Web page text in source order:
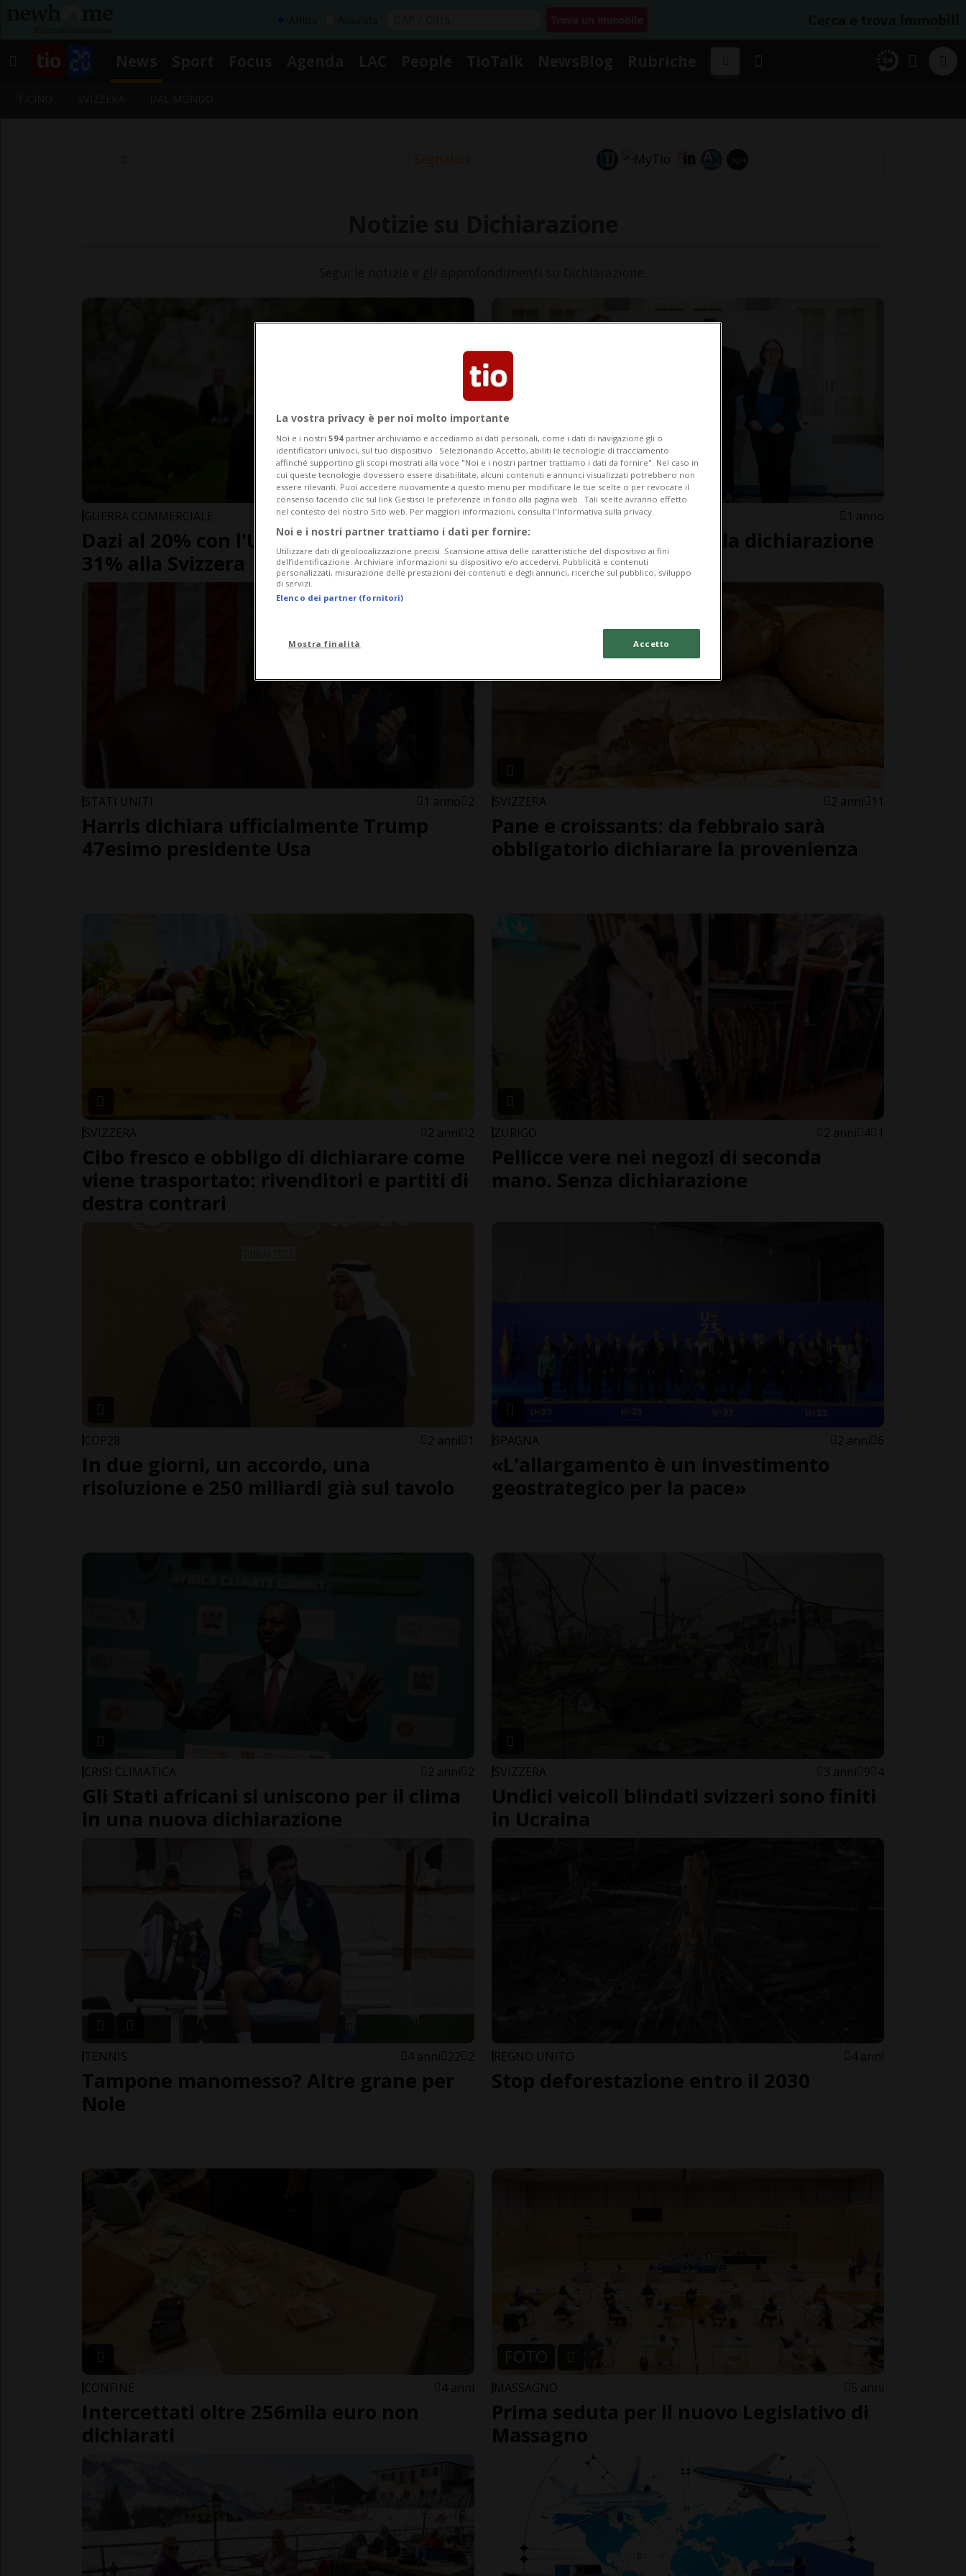
Segnalaci
GUERRA COMMERCIALE 1 anno 21
Dazi al 20% con l'Unione Europea, del
31% alla Svizzera
SVIZZERA 1 anno
Europei femminili: ecco la dichiarazione
sui diritti umani
STATI UNITI 1 anno 2
Harris dichiara ufficialmente Trump
47esimo presidente Usa
SVIZZERA 2 anni 11
Pane e croissants: da febbraio sarà
obbligatorio dichiarare la provenienza
SVIZZERA 2 anni 2
Cibo fresco e obbligo di dichiarare come
viene trasportato: rivenditori e partiti di
destra contrari
ZURIGO 2 anni 4 1
Pellicce vere nei negozi di seconda
mano. Senza dichiarazione
COP28 2 anni 1
In due giorni, un accordo, una
risoluzione e 250 miliardi già sul tavolo
SPAGNA 2 anni 6
«L'allargamento è un investimento
geostrategico per la pace»
CRISI CLIMATICA 2 anni 2
Gli Stati africani si uniscono per il clima
in una nuova dichiarazione
SVIZZERA 3 anni 9 4
Undici veicoli blindati svizzeri sono finiti
in Ucraina
TENNIS 4 anni 22 2
Tampone manomesso? Altre grane per
Nole
REGNO UNITO 4 anni
Stop deforestazione entro il 2030
CONFINE 4 anni
Intercettati oltre 256mila euro non
dichiarati
FOTO
MASSAGNO 5 anni
Prima seduta per il nuovo Legislativo di
Massagno
La vostra privacy è per noi molto importante
Noi e i nostri 594 partner archiviamo e accediamo ai dati personali, come i dati di navigazione gli o
identificatori univoci, sul tuo dispositivo . Selezionando Accetto, abiliti le tecnologie di tracciamento
affinché supportino gli scopi mostrati alla voce "Noi e i nostri partner trattiamo i dati da fornire". Nel caso in
cui queste tecnologie dovessero essere disabilitate, alcuni contenuti e annunci visualizzati potrebbero non
essere rilevanti. Puoi accedere nuovamente a questo menu per modificare le tue scelte o per revocare il
consenso facendo clic sul link Gestisci le preferenze in fondo alla pagina web.. Tali scelte avranno effetto
nel contesto del nostro Sito web. Per maggiori informazioni, consulta l'Informativa sulla privacy.
Noi e i nostri partner trattiamo i dati per fornire:
Utilizzare dati di geolocalizzazione precisi. Scansione attiva delle caratteristiche del dispositivo ai fini
dell’identificazione. Archiviare informazioni su dispositivo e/o accedervi. Pubblicità e contenuti
personalizzati, misurazione delle prestazioni dei contenuti e degli annunci, ricerche sul pubblico, sviluppo
di servizi.
Elenco dei partner (fornitori)
Mostra finalità Accetto